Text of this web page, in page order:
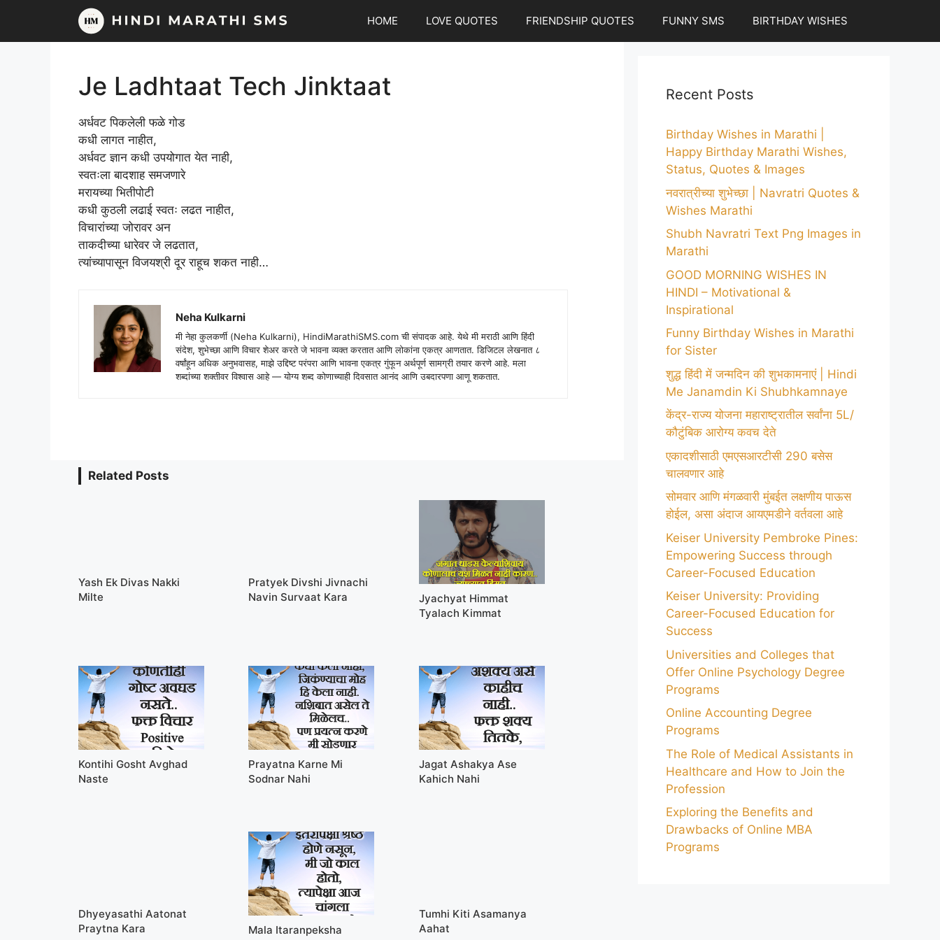
content
HOME LOVE QUOTES FRIENDSHIP QUOTES FUNNY SMS BIRTHDAY WISHES
Je Ladhtaat Tech Jinktaat
अर्धवट पिकलेली फळे गोड
कधी लागत नाहीत,
अर्धवट ज्ञान कधी उपयोगात येत नाही,
स्वतःला बादशाह समजणारे
मरायच्या भितीपोटी
कधी कुठली लढाई स्वतः लढत नाहीत,
विचारांच्या जोरावर अन
ताकदीच्या धारेवर जे लढतात,
त्यांच्यापासून विजयश्री दूर राहूच शकत नाही…
Neha Kulkarni
मी नेहा कुलकर्णी (Neha Kulkarni), HindiMarathiSMS.com ची संपादक आहे. येथे मी मराठी आणि हिंदी
संदेश, शुभेच्छा आणि विचार शेअर करते जे भावना व्यक्त करतात आणि लोकांना एकत्र आणतात. डिजिटल लेखनात ८
वर्षांहून अधिक अनुभवासह, माझे उद्दिष्ट परंपरा आणि भावना एकत्र गुंफून अर्थपूर्ण सामग्री तयार करणे आहे. मला
शब्दांच्या शक्तीवर विश्वास आहे — योग्य शब्द कोणाच्याही दिवसात आनंद आणि उबदारपणा आणू शकतात.
Related Posts
Yash Ek Divas Nakki
Milte
Pratyek Divshi Jivnachi
Navin Survaat Kara
Jyachyat Himmat
Tyalach Kimmat
Kontihi Gosht Avghad
Naste
Prayatna Karne Mi
Sodnar Nahi
Jagat Ashakya Ase
Kahich Nahi
Dhyeyasathi Aatonat
Praytna Kara
Mala Itaranpeksha
Tumhi Kiti Asamanya
Aahat
Recent Posts
Birthday Wishes in Marathi |
Happy Birthday Marathi Wishes,
Status, Quotes & Images
नवरात्रीच्या शुभेच्छा | Navratri Quotes &
Wishes Marathi
Shubh Navratri Text Png Images in
Marathi
GOOD MORNING WISHES IN
HINDI – Motivational &
Inspirational
Funny Birthday Wishes in Marathi
for Sister
शुद्ध हिंदी में जन्मदिन की शुभकामनाएं | Hindi
Me Janamdin Ki Shubhkamnaye
केंद्र-राज्य योजना महाराष्ट्रातील सर्वांना 5L/
कौटुंबिक आरोग्य कवच देते
एकादशीसाठी एमएसआरटीसी 290 बसेस
चालवणार आहे
सोमवार आणि मंगळवारी मुंबईत लक्षणीय पाऊस
होईल, असा अंदाज आयएमडीने वर्तवला आहे
Keiser University Pembroke Pines:
Empowering Success through
Career-Focused Education
Keiser University: Providing
Career-Focused Education for
Success
Universities and Colleges that
Offer Online Psychology Degree
Programs
Online Accounting Degree
Programs
The Role of Medical Assistants in
Healthcare and How to Join the
Profession
Exploring the Benefits and
Drawbacks of Online MBA
Programs